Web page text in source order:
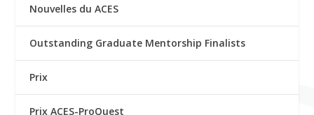
Nouvelles du ACES
Outstanding Graduate Mentorship Finalists
Prix
Prix ACES-ProQuest